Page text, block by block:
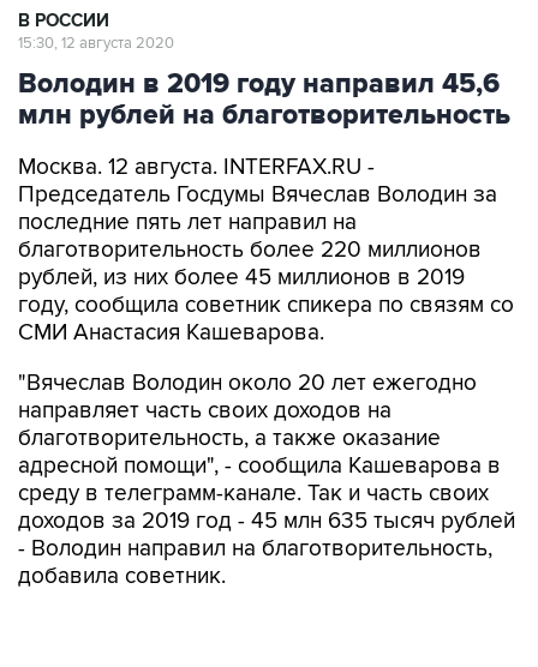
В РОССИИ
15:30, 12 августа 2020
Володин в 2019 году направил 45,6
млн рублей на благотворительность
Москва. 12 августа. INTERFAX.RU -
Председатель Госдумы Вячеслав Володин за
последние пять лет направил на
благотворительность более 220 миллионов
рублей, из них более 45 миллионов в 2019
году, сообщила советник спикера по связям со
СМИ Анастасия Кашеварова.
"Вячеслав Володин около 20 лет ежегодно
направляет часть своих доходов на
благотворительность, а также оказание
адресной помощи", - сообщила Кашеварова в
среду в телеграмм-канале. Так и часть своих
доходов за 2019 год - 45 млн 635 тысяч рублей
- Володин направил на благотворительность,
добавила советник.